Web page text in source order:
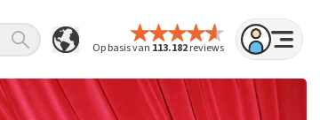
Op basis van 113.182reviews